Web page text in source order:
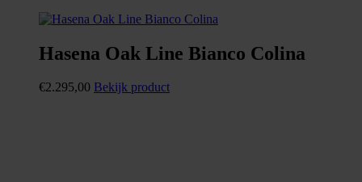
Hasena Oak Line Bianco Colina
€2.295,00 Bekijk product